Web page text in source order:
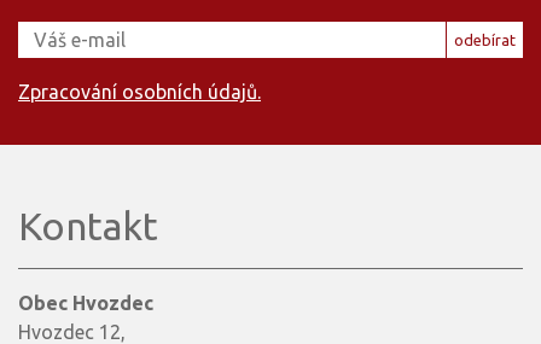
odebírat
Zpracování osobních údajů.
Kontakt
Obec Hvozdec
Hvozdec 12,